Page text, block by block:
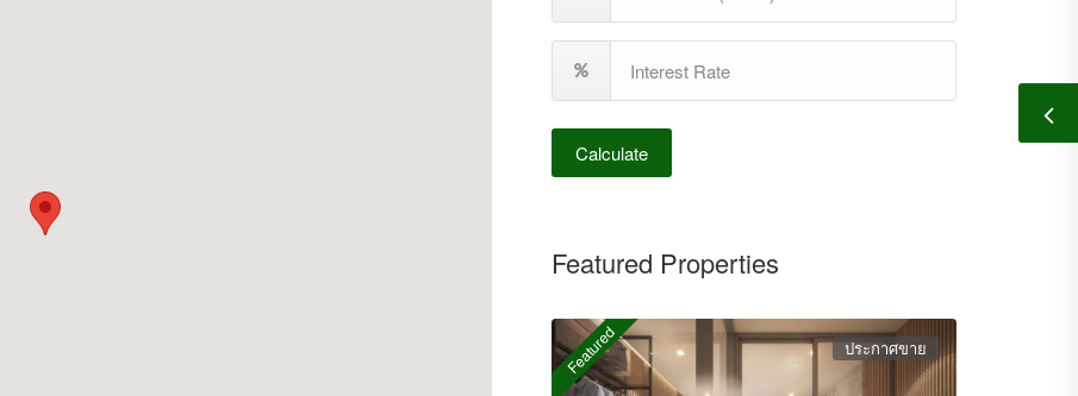
Calculate
Featured Properties
Featured ประกาศขาย